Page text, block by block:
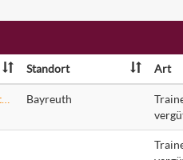
Standort Art
Bayreuth